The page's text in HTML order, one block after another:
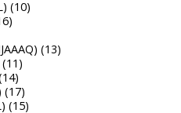
(10)
(13)
(17)
(15)